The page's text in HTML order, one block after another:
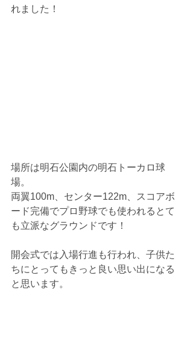
れました！
場所は明石公園内の明石トーカロ球
場。
両翼100m、センター122m、スコアボ
ード完備でプロ野球でも使われるとて
も立派なグラウンドです！
開会式では入場行進も行われ、子供た
ちにとってもきっと良い思い出になる
と思います。